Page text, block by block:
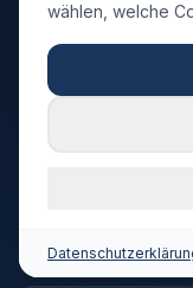
Taxi
Festpreis-
wählen, welche